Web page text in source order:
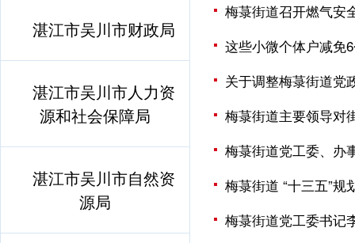
湛江市吴川市财政局
湛江市吴川市人力资
源和社会保障局
湛江市吴川市自然资
源局
梅菉街道召开燃气安
这些小微个体户减
关于调整梅菉街道党
梅菉街道主要领导对
梅菉街道党工委、办
梅菉街道 “十三五”规
梅菉街道党工委书记